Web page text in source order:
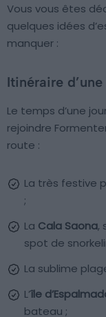
Vous vous êtes
quelques idées
manquer :
Itinéraire
Le temps d’une
rejoindre
route :
La très festive
;
La Cala Saona,
spot de
La sublime
L’île
bateau ;